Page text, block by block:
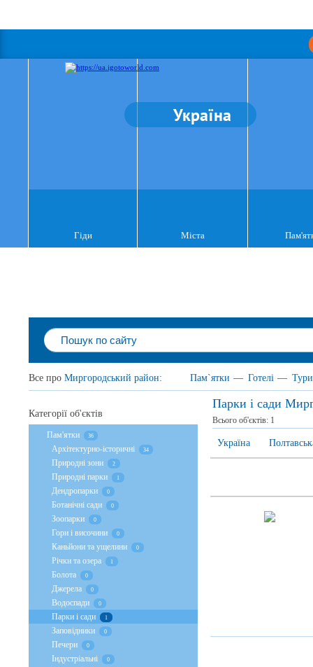
Україна
Гіди Міста
Все про Миргородський район: Пам`ятки — Готелі — Тури
Парки і сади
Всього об'єктів: 1
Україна
Категорії об'єктів
Пам'ятки 36
Архітектурно-історичні 34
Природні зони 2
Природні парки 1
Дендропарки 0
Ботанічні сади 0
Зоопарки 0
Гори і височини 0
Каньйони та ущелини 0
Річки та озера 1
Болота 0
Джерела 0
Водоспади 0
Парки і сади 1
Заповідники 0
Печери 0
Індустріальні 0